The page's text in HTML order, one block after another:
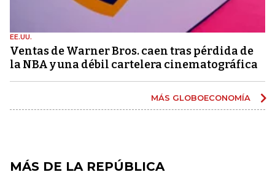
EE.UU.
Ventas de Warner Bros. caen tras pérdida de
la NBA y una débil cartelera cinematográfica
MÁS GLOBOECONOMÍA
MÁS DE LA REPÚBLICA